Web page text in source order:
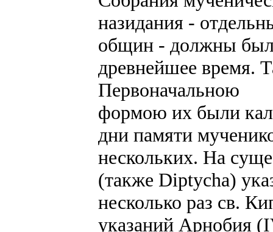
назидания -
общин - должны
древнейшее время.
Первоначальною
формою их были
дни памяти
нескольких. На
(также Diptycha)
несколько раз св.
указаний Арнобия